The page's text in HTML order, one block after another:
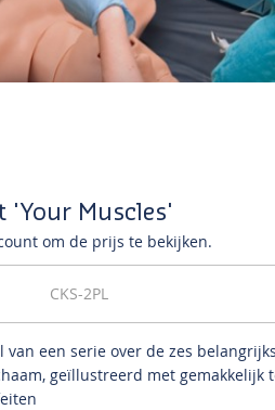
'Your Muscles'
om de prijs te bekijken.
CKS-2PL
van een serie over de zes
geïllustreerd met gemakkelijk